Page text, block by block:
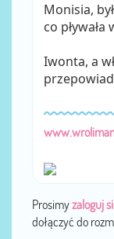
Monisia,
co pływała
Iwonta, a
Prosimyzaloguj
dołączyć do